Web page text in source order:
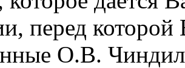
перед
О.В.